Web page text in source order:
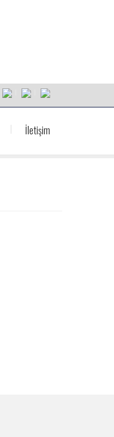
İletişim